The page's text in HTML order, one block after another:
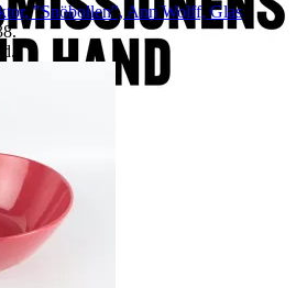
"Snöbollen", Ann Wolff, Glas
.
.